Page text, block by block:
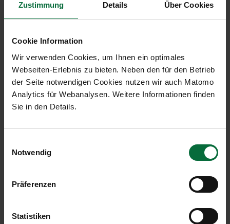
Zustimmung Details Über Cookies
Cookie Information
Wir verwenden Cookies, um Ihnen ein optimales
Webseiten-Erlebnis zu bieten. Neben den für den Betrieb
der Seite notwendigen Cookies nutzen wir auch Matomo
Analytics für Webanalysen. Weitere Informationen finden
Sie in den Details.
Notwendig
Präferenzen
Statistiken
Zahlungsmittel: Barzahlung, Maestro, Visa,
Union Pay
Standorte:
G Gates|C Gates
Kontakt
Sortiment
Akkus, Ladekabel & Powerbanks